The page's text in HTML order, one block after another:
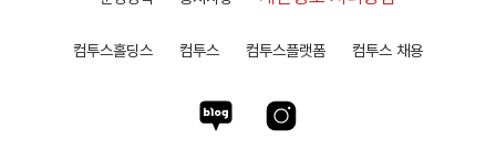
컴투스홀딩스 컴투스 컴투스플랫폼 컴투스 채용